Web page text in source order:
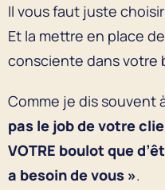
Il vous faut juste
Et la mettre en place
consciente dans votre
Comme je dis souvent
pas le job de votre
VOTRE boulot que
a besoin de vous ».